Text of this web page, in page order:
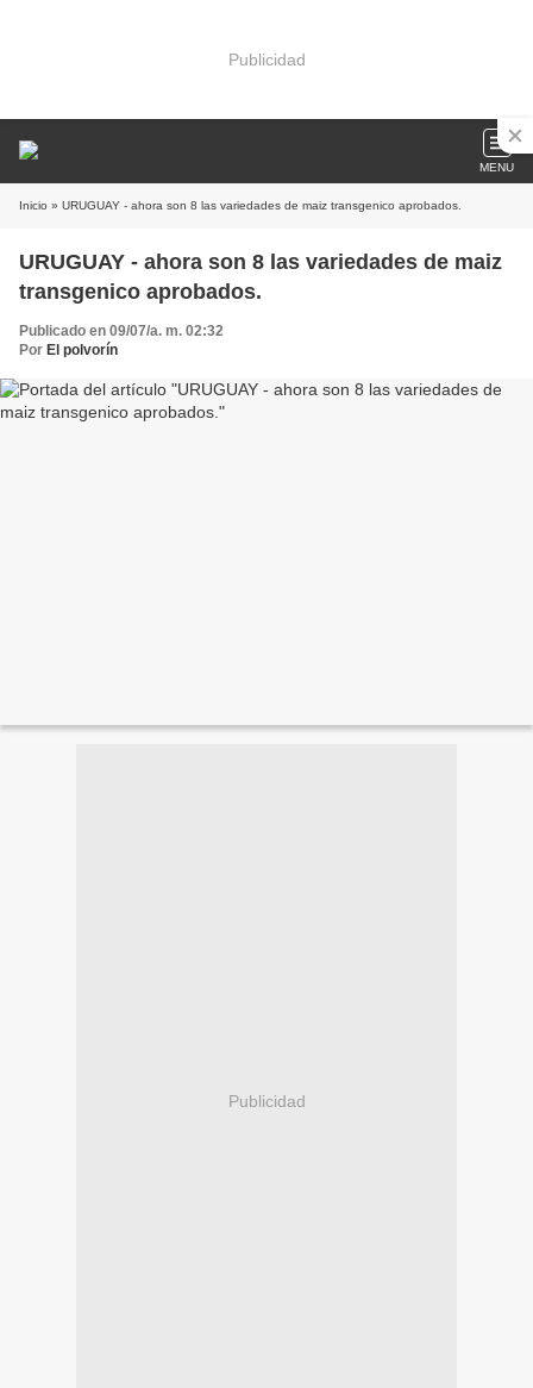
Publicidad
MENU
Inicio » URUGUAY - ahora son 8 las variedades de maiz transgenico aprobados.
URUGUAY - ahora son 8 las variedades de maiz
transgenico aprobados.
Publicado en 09/07/a. m. 02:32
Por El polvorín
Publicidad